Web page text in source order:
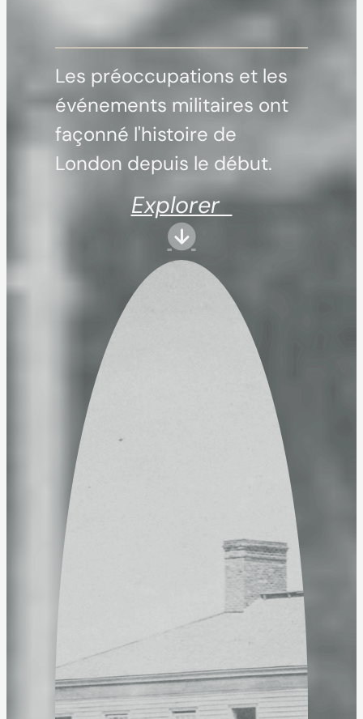
Les préoccupations et les
événements militaires ont
façonné l'histoire de
London depuis le début.
Explorer